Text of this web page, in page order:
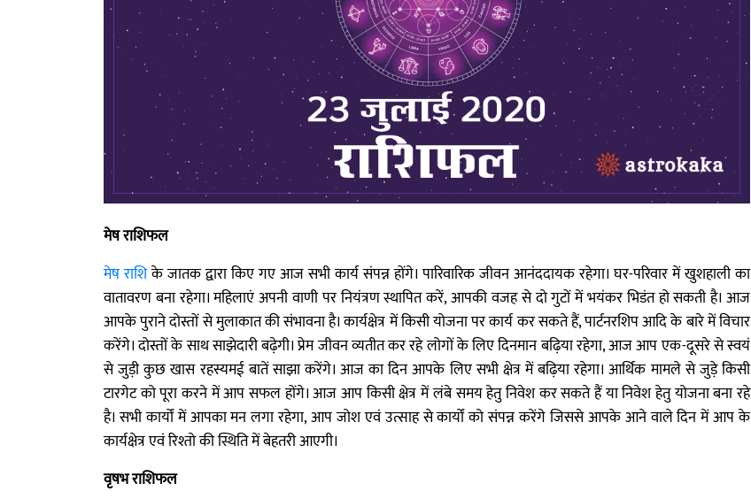
मेष राशिफल
मेष राशिके जातक द्वारा किए गए आज सभी कार्य संपन्न होंगे। पारिवारिक जीवन आनंददायक रहेगा। घर-परिवार में खुशहाली का
वातावरण बना रहेगा। महिलाएं अपनी वाणी पर नियंत्रण स्थापित करें, आपकी वजह से दो गुटों में भयंकर भिडंत हो सकती है। आज
आपके पुराने दोस्तों से मुलाकात की संभावना है। कार्यक्षेत्र में किसी योजना पर कार्य कर सकते हैं, पार्टनरशिप आदि के बारे में विचार
करेंगे। दोस्तों के साथ साझेदारी बढ़ेगी। प्रेम जीवन व्यतीत कर रहे लोगों के लिए दिनमान बढ़िया रहेगा, आज आप एक-दूसरे से स्वयं
से जुड़ी कुछ खास रहस्यमई बातें साझा करेंगे। आज का दिन आपके लिए सभी क्षेत्र में बढ़िया रहेगा। आर्थिक मामले से जुड़े किसी
टारगेट को पूरा करने में आप सफल होंगे। आज आप किसी क्षेत्र में लंबे समय हेतु निवेश कर सकते हैं या निवेश हेतु योजना बना रहे
है। सभी कार्यों में आपका मन लगा रहेगा, आप जोश एवं उत्साह से कार्यों को संपन्न करेंगे जिससे आपके आने वाले दिन में आप के
कार्यक्षेत्र एवं रिश्तो की स्थिति में बेहतरी आएगी।
वृषभ राशिफल